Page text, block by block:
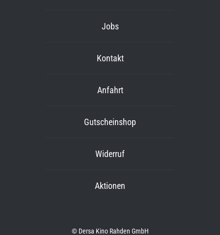
Jobs
Kontakt
Anfahrt
Gutscheinshop
Widerruf
Aktionen
© Dersa Kino Rahden GmbH